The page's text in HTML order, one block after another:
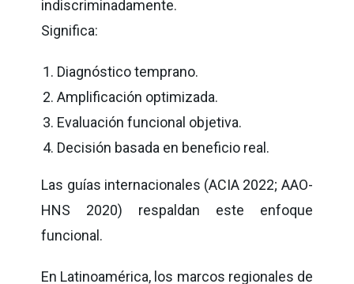
indiscriminadamente.
Significa:
Diagnóstico temprano.
Amplificación optimizada.
Evaluación funcional objetiva.
Decisión basada en beneficio real.
Las guías internacionales (ACIA 2022; AAO-
HNS 2020) respaldan este enfoque
funcional.
En Latinoamérica, los marcos regionales de